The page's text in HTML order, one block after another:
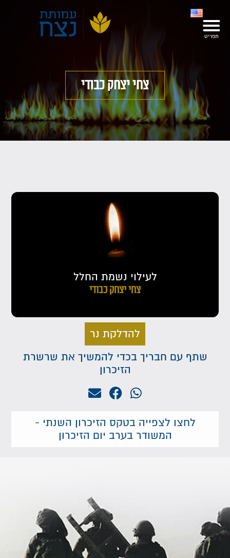
צחי יצחק כבודי
לעילוי נשמת החלל
צחי יצחק כבודי
להדלקת נר
שתף עם חבריך בכדי להמשיך את שרשרת
הזיכרון
לחצו לצפייה בטקס הזיכרון השנתי -
המשודר בערב יום הזיכרון